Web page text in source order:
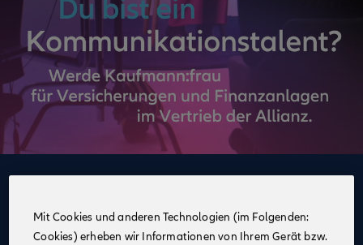
im Vertrieb der Allianz
Mit Cookies und anderen Technologien (im Folgenden:
Cookies) erheben wir Informationen von Ihrem Gerät bzw.